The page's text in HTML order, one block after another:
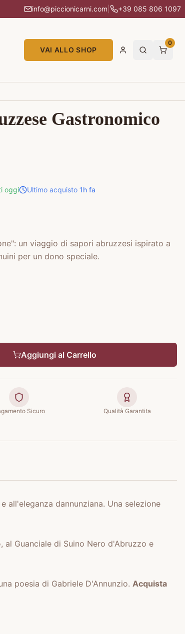
info@piccionicarni.com +39 085 806 1097
VAI ALLO SHOP
0
Gastronomico
oggi Ultimo acquisto 1h fa
un viaggio di sapori abruzzesi ispirato a
per un dono speciale.
Aggiungi al Carrello
Sicuro Qualità Garantita
all'eleganza dannunziana. Una selezione
Guanciale di Suino Nero d'Abruzzo e
poesia di Gabriele D'Annunzio. Acquista